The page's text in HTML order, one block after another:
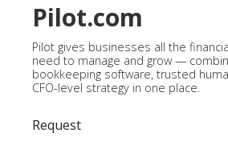
Pilot.com
Pilot gives businesses all the
need to manage and grow —
bookkeeping software, trusted
CFO-level strategy in one place.
Request